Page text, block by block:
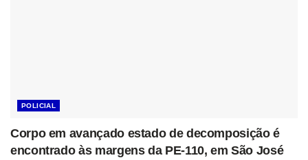
POLICIAL
Corpo em avançado estado de decomposição é
encontrado às margens da PE-110, em São José